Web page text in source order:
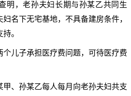
明，老孙夫妇长期与孙某乙共同生
名下无宅基地，不具备建房条件，
。
儿子承担医疗费问题，可待医疗费
、孙某乙每人每月向老孙夫妇共支